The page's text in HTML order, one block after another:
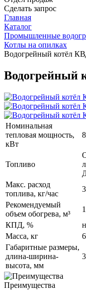
Сделать запрос
Главная
Каталог
Промышленные
Котлы на опилках
Водогрейный котёл
Водогрейный
Номинальная
тепловая мощность,
кВт
Топливо
Макс. расход
топлива, кг/час
Рекомендуемый
объем обогрева, м³
КПД, %
Масса, кг
Габаритные размеры,
длина-ширина-
высота, мм
Преимущества